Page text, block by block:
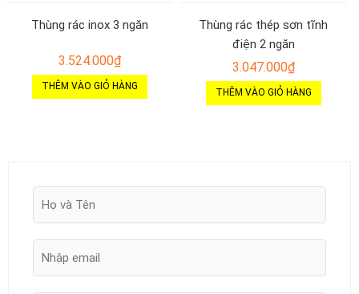
Thùng rác inox 3 ngăn
3.524.000₫
THÊM VÀO GIỎ HÀNG
Thùng rác thép sơn tĩnh
điện 2 ngăn
3.047.000₫
THÊM VÀO GIỎ HÀNG